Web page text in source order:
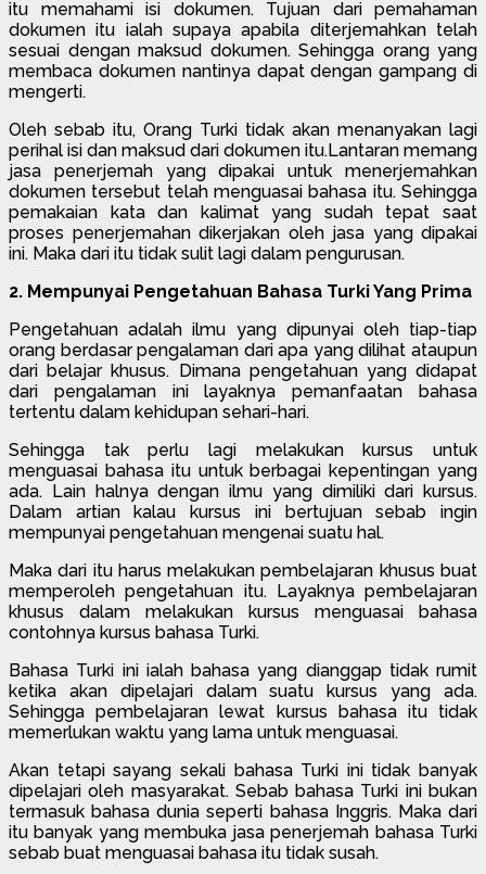
itu memahami isi dokumen. Tujuan dari pemahaman
dokumen itu ialah supaya apabila diterjemahkan telah
sesuai dengan maksud dokumen. Sehingga orang yang
membaca dokumen nantinya dapat dengan gampang di
mengerti.
Oleh sebab itu, Orang Turki tidak akan menanyakan lagi
perihal isi dan maksud dari dokumen itu.Lantaran memang
jasa penerjemah yang dipakai untuk menerjemahkan
dokumen tersebut telah menguasai bahasa itu. Sehingga
pemakaian kata dan kalimat yang sudah tepat saat
proses penerjemahan dikerjakan oleh jasa yang dipakai
ini. Maka dari itu tidak sulit lagi dalam pengurusan.
2. Mempunyai Pengetahuan Bahasa Turki Yang Prima
Pengetahuan adalah ilmu yang dipunyai oleh tiap-tiap
orang berdasar pengalaman dari apa yang dilihat ataupun
dari belajar khusus. Dimana pengetahuan yang didapat
dari pengalaman ini layaknya pemanfaatan bahasa
tertentu dalam kehidupan sehari-hari.
Sehingga tak perlu lagi melakukan kursus untuk
menguasai bahasa itu untuk berbagai kepentingan yang
ada. Lain halnya dengan ilmu yang dimiliki dari kursus.
Dalam artian kalau kursus ini bertujuan sebab ingin
mempunyai pengetahuan mengenai suatu hal.
Maka dari itu harus melakukan pembelajaran khusus buat
memperoleh pengetahuan itu. Layaknya pembelajaran
khusus dalam melakukan kursus menguasai bahasa
contohnya kursus bahasa Turki.
Bahasa Turki ini ialah bahasa yang dianggap tidak rumit
ketika akan dipelajari dalam suatu kursus yang ada.
Sehingga pembelajaran lewat kursus bahasa itu tidak
memerlukan waktu yang lama untuk menguasai.
Akan tetapi sayang sekali bahasa Turki ini tidak banyak
dipelajari oleh masyarakat. Sebab bahasa Turki ini bukan
termasuk bahasa dunia seperti bahasa Inggris. Maka dari
itu banyak yang membuka jasa penerjemah bahasa Turki
sebab buat menguasai bahasa itu tidak susah.